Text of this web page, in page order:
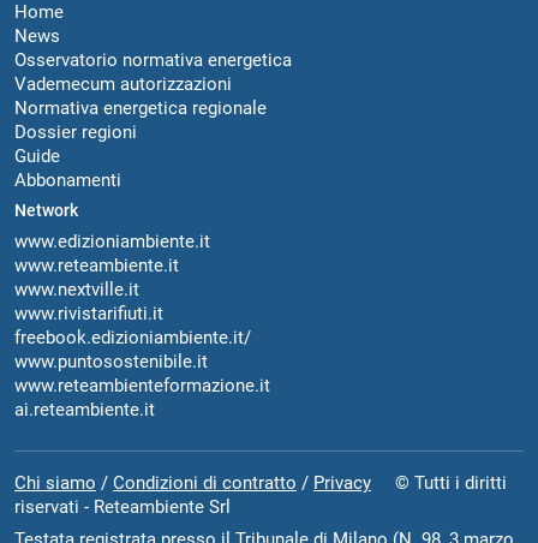
Home
News
Osservatorio normativa energetica
Vademecum autorizzazioni
Normativa energetica regionale
Dossier regioni
Guide
Abbonamenti
Network
www.edizioniambiente.it
www.reteambiente.it
www.nextville.it
www.rivistarifiuti.it
freebook.edizioniambiente.it/
www.puntosostenibile.it
www.reteambienteformazione.it
ai.reteambiente.it
Chi siamo / Condizioni di contratto / Privacy © Tutti i diritti
riservati - Reteambiente Srl